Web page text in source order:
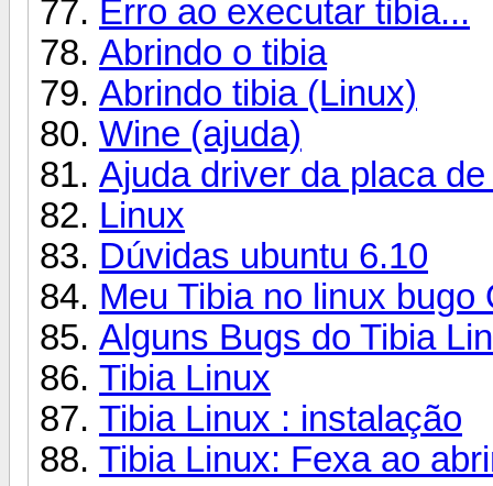
Erro ao executar tibia...
Abrindo o tibia
Abrindo tibia (Linux)
Wine (ajuda)
Ajuda driver da placa
Linux
Dúvidas ubuntu 6.10
Meu Tibia no linux bugo
Alguns Bugs do Tibia
Tibia Linux
Tibia Linux : instalação
Tibia Linux: Fexa ao